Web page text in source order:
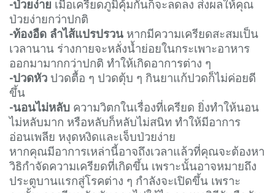
-ป่วยง่าย เมื่อเครียดภูมิคุ้มกันก็จะลดลง ส่งผลให้คุณ
ป่วยง่ายกว่าปกติ
-ท้องอืด ลำไส้แปรปรวน หากมีความเครียดสะสมเป็น
เวลานาน ร่างกายจะหลั่งน้ำย่อยในกระเพาะอาหาร
ออกมามากกว่าปกติ ทำให้เกิดอาการต่าง ๆ
-ปวดหัว ปวดตื้อ ๆ ปวดตุ้บ ๆ กินยาแก้ปวดก็ไม่ค่อยดี
ขึ้น
-นอนไม่หลับ ความวิตกในเรื่องที่เครียด ยิ่งทำให้นอน
ไม่หลับมาก หรือหลับก็หลับไม่สนิท ทำให้มีอาการ
อ่อนเพลีย หงุดหงิดและเจ็บป่วยง่าย
หากคุณมีอาการเหล่านี้อาจถึงเวลาแล้วที่คุณจะต้องหา
วิธิกำจัดความเครียดที่เกิดขึ้น เพราะนั้นอาจหมายถึง
ประตูบานแรกสู่โรคต่าง ๆ กำลังจะเปิดขึ้น เพราะ